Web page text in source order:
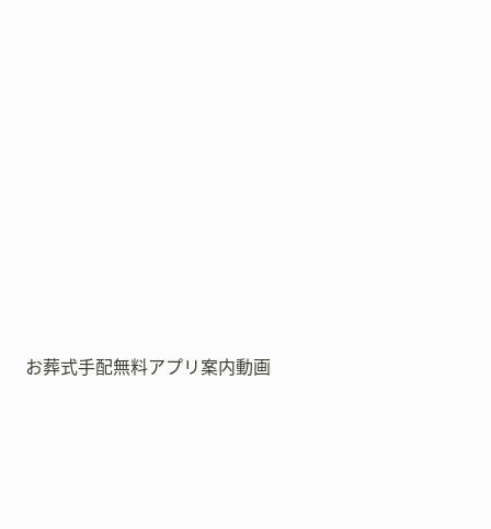
お葬式手配無料アプリ案内動画